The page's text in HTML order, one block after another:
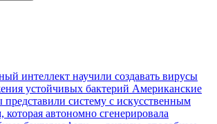
интеллект научили создавать вирусы
устойчивых бактерий Американские
представили систему с искусственным
которая автономно сгенерировала